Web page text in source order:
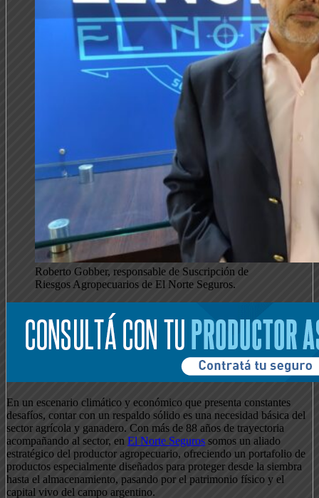
Roberto Gobber, responsable de Suscripción de
Riesgos Agropecuarios de El Norte Seguros.
En un escenario climático y económico que presenta constantes
desafíos, contar con un respaldo sólido es una necesidad básica del
sector agrícola y ganadero. Con más de 88 años de trayectoria
acompañando al sector, en El Norte Seguros somos un aliado
estratégico del productor agropecuario, ofreciendo un portafolio de
productos especialmente diseñados para proteger desde la siembra
hasta el almacenamiento, pasando por el patrimonio físico y el
capital vivo del campo argentino.